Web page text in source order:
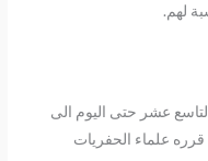
لهم.
عشر حتى اليوم الى
علماء الحفريات